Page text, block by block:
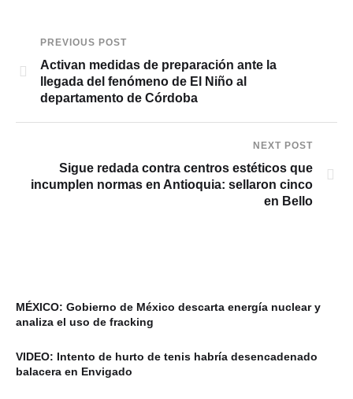
PREVIOUS POST
Activan medidas de preparación ante la
llegada del fenómeno de El Niño al
departamento de Córdoba
NEXT POST
Sigue redada contra centros estéticos que
incumplen normas en Antioquia: sellaron cinco
en Bello
MÉXICO: Gobierno de México descarta energía nuclear y
analiza el uso de fracking
VIDEO: Intento de hurto de tenis habría desencadenado
balacera en Envigado